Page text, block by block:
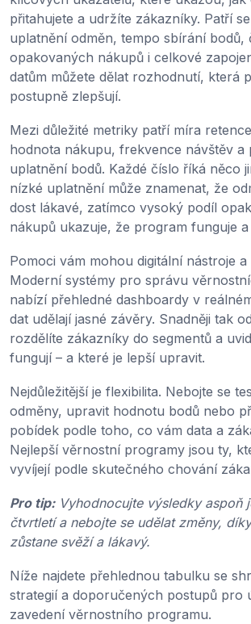
přitahujete a udržíte zákazníky. Patří
uplatnění odměn, tempo sbírání bodů,
opakovaných nákupů i celkové
datům můžete dělat rozhodnutí, která
postupně zlepšují.
Mezi důležité metriky patří míra
hodnota nákupu, frekvence návštěv a
uplatnění bodů. Každé číslo říká něco
nízké uplatnění může znamenat, že
dost lákavé, zatímco vysoký podíl
nákupů ukazuje, že program funguje a
Pomoci vám mohou digitální nástroje a
Moderní systémy pro správu
nabízí přehledné dashboardy v
dat udělají jasné závěry. Snadněji tak
rozdělíte zákazníky do segmentů a
fungují – a které je lepší upravit.
Nejdůležitější je flexibilita. Nebojte se
odměny, upravit hodnotu bodů nebo
pobídek podle toho, co vám data a
Nejlepší věrnostní programy jsou ty,
vyvíjejí podle skutečného chování
Pro tip: Vyhodnocujte výsledky aspoň
čtvrtletí a nebojte se udělat změny,
zůstane svěží a lákavý.
Níže najdete přehlednou tabulku se
strategií a doporučených postupů pro
zavedení věrnostního programu.